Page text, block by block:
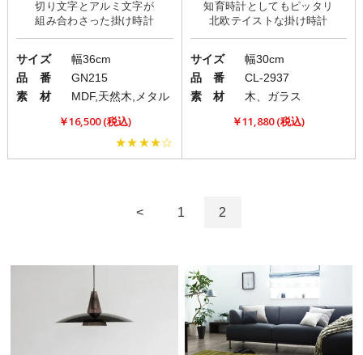
切り文字とアルミ文字が
サイズ
幅36cm
品 番
GN215
素 材
MDF,天然木,メタル
￥16,500 (税込)
★★★★☆
知育時計としてもピッタリ
サイズ
幅30cm
品 番
CL-2937
素 材
木、ガラス
￥11,880 (税込)
< 1 2